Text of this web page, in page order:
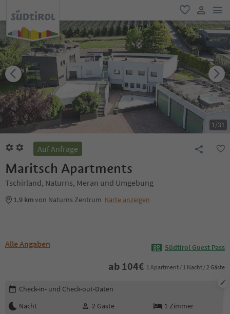
favorit
user link
1/31
Auf Anfrage
Maritsch Apartments
Tschirland, Naturns, Meran und Umgebung
1.9 kmvon Naturns Zentrum Karte anzeigen
Alle Angaben Südtirol Guest Pass
ab 104€ 1 Apartment / 1 Nacht / 2 Gäste
Buchungsdetails bearbeiten
Check-in- und Check-out-Daten
Nacht
2 Gäste 1 Zimmer